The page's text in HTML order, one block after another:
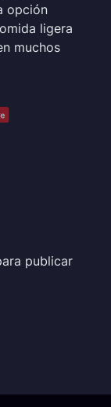
opción
ligera
muchos
publicar